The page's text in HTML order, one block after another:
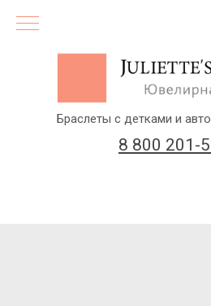
8 800 201-
Браслеты с детками и